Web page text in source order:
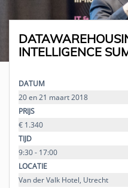
INTELLIGENCE
DATUM
20 en 21 maart 2018
PRIJS
€ 1.340
TIJD
9:30 - 17:00
LOCATIE
Van der Valk Hotel, Utrecht